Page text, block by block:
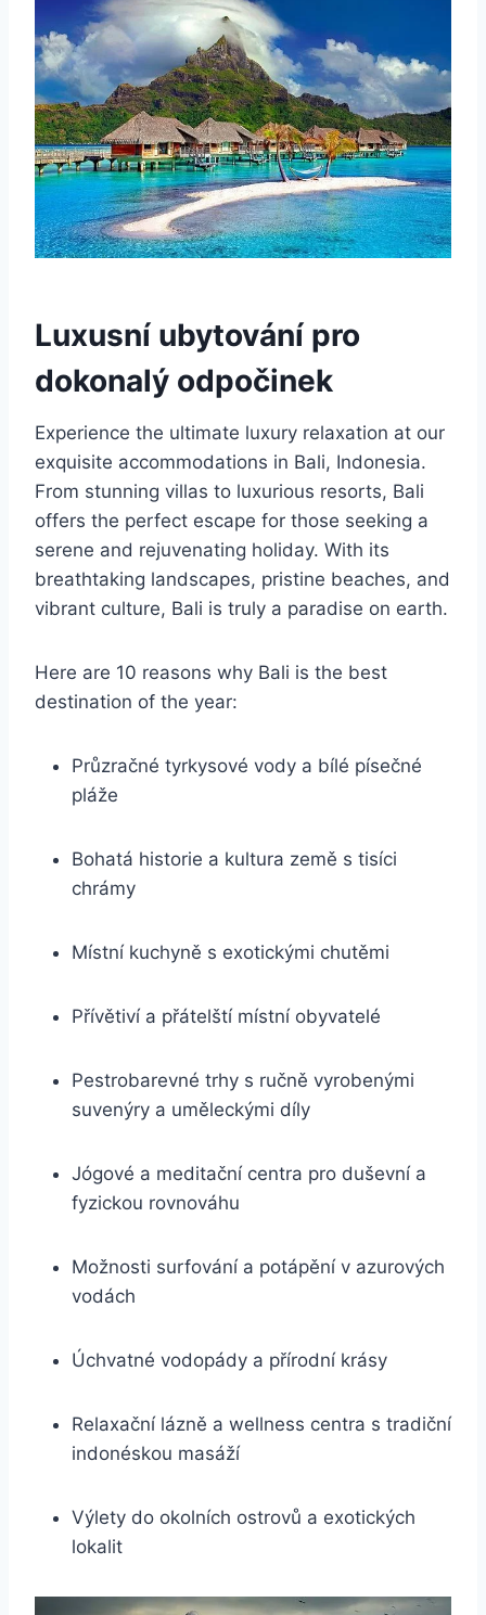
Luxusní ubytování pro
dokonalý odpočinek
Experience the ultimate luxury relaxation at our
exquisite accommodations in Bali, Indonesia.
From stunning villas to luxurious resorts, Bali
offers the perfect escape for those seeking a
serene and rejuvenating holiday. With its
breathtaking landscapes, pristine beaches, and
vibrant culture, Bali is truly a paradise on earth.
Here are 10 reasons why Bali is the best
destination of the year:
Průzračné tyrkysové vody a bílé písečné
pláže
Bohatá historie a kultura země s tisíci
chrámy
Místní kuchyně s exotickými chutěmi
Přívětiví a přátelští místní obyvatelé
Pestrobarevné trhy s ručně vyrobenými
suvenýry a uměleckými díly
Jógové a meditační centra pro duševní a
fyzickou rovnováhu
Možnosti surfování a potápění v azurových
vodách
Úchvatné vodopády a přírodní krásy
Relaxační lázně a wellness centra s tradiční
indonéskou masáží
Výlety do okolních ostrovů a exotických
lokalit